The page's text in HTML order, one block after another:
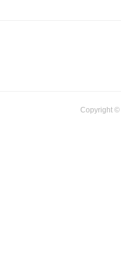
Copyright ©